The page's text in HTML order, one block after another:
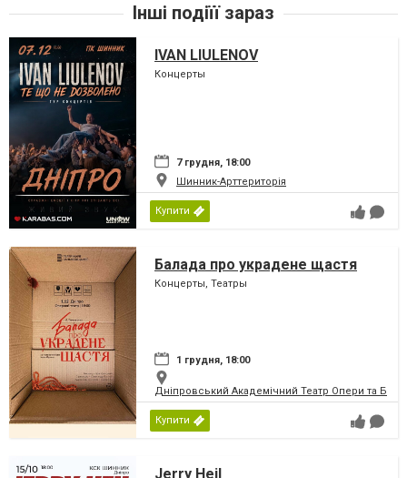
Інші подіїї зараз
IVAN LIULENOV
Концерты
7 грудня, 18:00
Шинник-Арттериторія
Купити
Балада про украдене щастя
Концерты, Театры
1 грудня, 18:00
Дніпровський Академічний Театр Опери та
Купити
Jerry Heil